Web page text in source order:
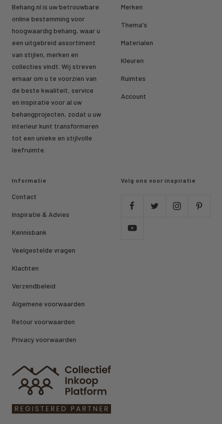
Behang.nl is uw betrouwbare
online bestemming voor
hoogwaardig behang, waar u
een uitgebreid assortiment
van stijlen, merken en
collecties vindt. Wij streven
ernaar om u te voorzien van
de beste kwaliteit, service
en inspiratie voor al uw
behangprojecten, zodat u uw
interieur kunt transformeren
tot een unieke en stijlvolle
leefruimte.
Merken
Thema's
Materialen
Kleuren
Ruimtes
Account
Informatie
Contact
Inspiratie & Advies
Kennisbank
Veelgestelde vragen
Klachten
Verzendbeleid
Algemene voorwaarden
Retour voorwaarden
Privacy voorwaarden
Volg ons voor inspiratie